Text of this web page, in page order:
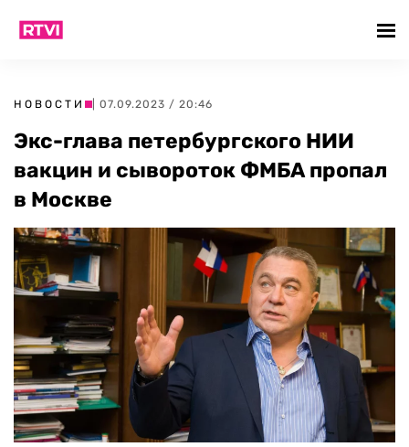
НОВОСТИ | 07.09.2023 / 20:46
Экс-глава петербургского НИИ
вакцин и сывороток ФМБА пропал
в Москве